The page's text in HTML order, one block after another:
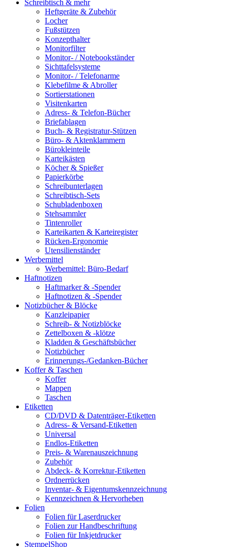
Schreibtisch & mehr
Heftgeräte & Zubehör
Locher
Fußstützen
Konzepthalter
Monitorfilter
Monitor- / Notebookständer
Sichttafelsysteme
Monitor- / Telefonarme
Klebefilme & Abroller
Sortierstationen
Visitenkarten
Adress- & Telefon-Bücher
Briefablagen
Buch- & Registratur-Stützen
Büro- & Aktenklammern
Bürokleinteile
Karteikästen
Köcher & Spießer
Papierkörbe
Schreibunterlagen
Schreibtisch-Sets
Schubladenboxen
Stehsammler
Tintenroller
Karteikarten & Karteiregister
Rücken-Ergonomie
Utensilienständer
Werbemittel
Werbemittel: Büro-Bedarf
Haftnotizen
Haftmarker & -Spender
Haftnotizen & -Spender
Notizbücher & Blöcke
Kanzleipapier
Schreib- & Notizblöcke
Zettelboxen & -klötze
Kladden & Geschäftsbücher
Notizbücher
Erinnerungs-/Gedanken-Bücher
Koffer & Taschen
Koffer
Mappen
Taschen
Etiketten
CD/DVD & Datenträger-Etiketten
Adress- & Versand-Etiketten
Universal
Endlos-Etiketten
Preis- & Warenauszeichnung
Zubehör
Abdeck- & Korrektur-Etiketten
Ordnerrücken
Inventar- & Eigentumskennzeichnung
Kennzeichnen & Hervorheben
Folien
Folien für Laserdrucker
Folien zur Handbeschriftung
Folien für Inkjetdrucker
StempelShop